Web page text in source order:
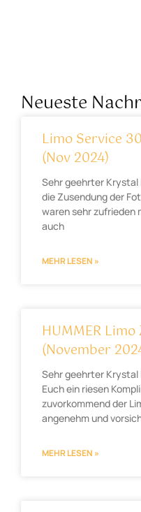
Neueste
Limo Service
(Nov 2024)
Sehr geehrter Krystal
die Zusendung der
waren sehr zufrieden
auch
MEHR LESEN »
HUMMER
(November
Sehr geehrter Krystal
Euch ein riesen
zuvorkommend der
angenehm und
MEHR LESEN »